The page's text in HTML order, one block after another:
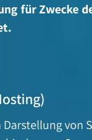
für Zwecke
von